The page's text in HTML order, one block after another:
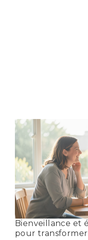
Bienveillance et
pour